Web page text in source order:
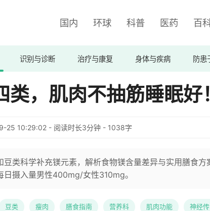
国内 环球 科普 医药 百
识别与诊断 治疗与康复 身体与疾病 防患
，肌肉不抽筋睡眠好！
25 10:29:02 - 阅读时长3分钟 - 1038字
豆类科学补充镁元素，解析食物镁含量差异与实用膳食方
日摄入量男性400mg/女性310mg。
豆类 瘦肉 膳食指南 营养科 肌肉功能 神经